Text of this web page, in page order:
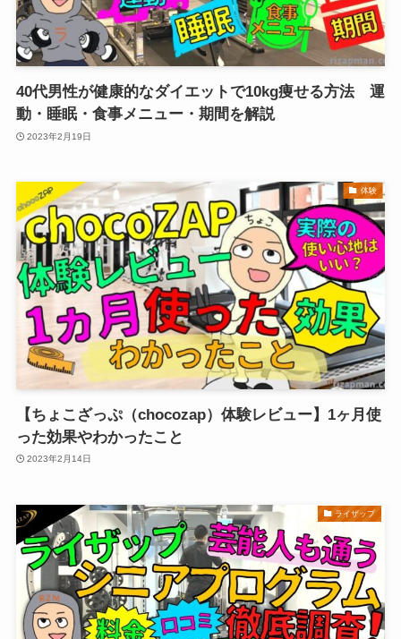
40代男性が健康的なダイエットで10kg痩せる方法 運
動・睡眠・食事メニュー・期間を解説
2023年2月19日
体験
【ちょこざっぷ（chocozap）体験レビュー】1ヶ月使
った効果やわかったこと
2023年2月14日
ライザップ